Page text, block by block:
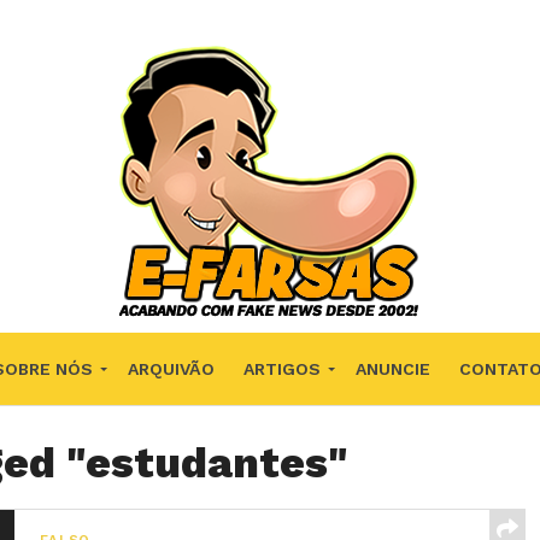
NÓS ARQUIVÃO ARTIGOS ANUNCIE CONTATO
"estudantes"